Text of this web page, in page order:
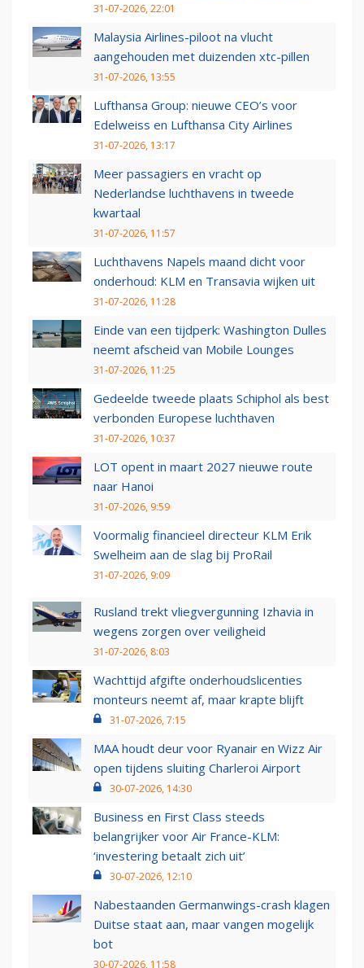
31-07-2026, 22:01
Malaysia Airlines-piloot na vlucht
aangehouden met duizenden xtc-pillen
31-07-2026, 13:55
Lufthansa Group: nieuwe CEO’s voor
Edelweiss en Lufthansa City Airlines
31-07-2026, 13:17
Meer passagiers en vracht op
Nederlandse luchthavens in tweede
kwartaal
31-07-2026, 11:57
Luchthavens Napels maand dicht voor
onderhoud: KLM en Transavia wijken uit
31-07-2026, 11:28
Einde van een tijdperk: Washington Dulles
neemt afscheid van Mobile Lounges
31-07-2026, 11:25
Gedeelde tweede plaats Schiphol als best
verbonden Europese luchthaven
31-07-2026, 10:37
LOT opent in maart 2027 nieuwe route
naar Hanoi
31-07-2026, 9:59
Voormalig financieel directeur KLM Erik
Swelheim aan de slag bij ProRail
31-07-2026, 9:09
Rusland trekt vliegvergunning Izhavia in
wegens zorgen over veiligheid
31-07-2026, 8:03
Wachttijd afgifte onderhoudslicenties
monteurs neemt af, maar krapte blijft
31-07-2026, 7:15
MAA houdt deur voor Ryanair en Wizz Air
open tijdens sluiting Charleroi Airport
30-07-2026, 14:30
Business en First Class steeds
belangrijker voor Air France-KLM:
‘investering betaalt zich uit’
30-07-2026, 12:10
Nabestaanden Germanwings-crash klagen
Duitse staat aan, maar vangen mogelijk
bot
30-07-2026, 11:58